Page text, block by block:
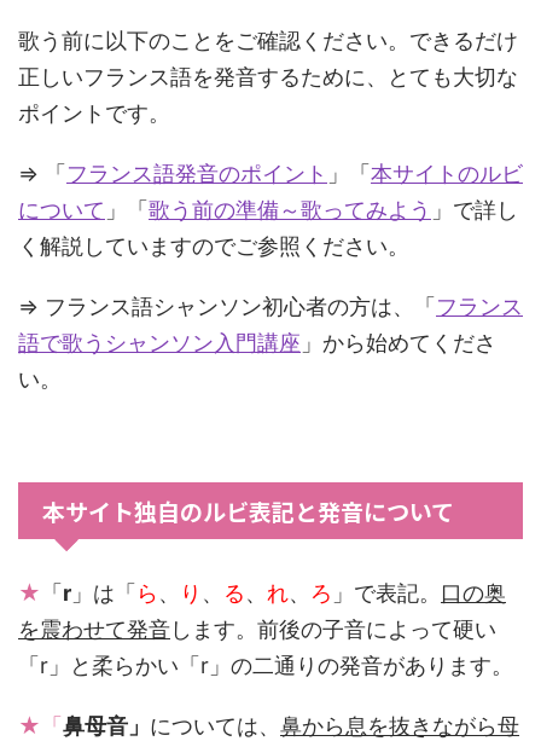
歌う前に以下のことをご確認ください。できるだけ
正しいフランス語を発音するために、とても大切な
ポイントです。
⇒ 「 フランス語発音のポイント 」「 本サイトのルビ
について 」「 歌う前の準備～歌ってみよう 」で詳し
く解説していますのでご参照ください。
⇒ フランス語シャンソン初心者の方は、「 フランス
語で歌うシャンソン入門講座 」から始めてくださ
い。
本サイト独自のルビ表記と発音について
★ 「 r 」は「 ら、 り 、 る、 れ、 ろ 」で表記。 口の奥
を震わせて発音します。前後の子音によって硬い
「r」と柔らかい「r」の二通りの発音があります。
★「 鼻母音」 については、 鼻から息を抜きながら母